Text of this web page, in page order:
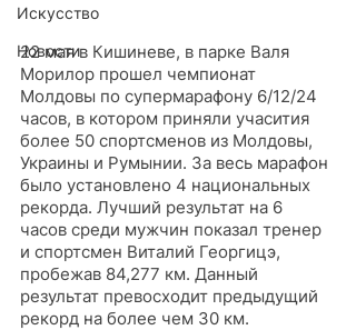
Искусство
Новости
22 мая в Кишиневе, в парке Валя
Морилор прошел чемпионат
Молдовы по супермарафону 6/12/24
часов, в котором приняли учасития
более 50 спортсменов из Молдовы,
Украины и Румынии. За весь марафон
было установлено 4 национальных
рекорда. Лучший результат на 6
часов среди мужчин показал тренер
и спортсмен Виталий Георгицэ,
пробежав 84,277 км. Данный
результат превосходит предыдущий
рекорд на более чем 30 км.